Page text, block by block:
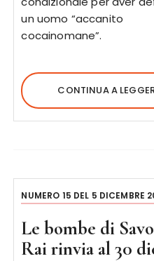
un uomo “accanito
cocainomane”.
CONTINUA A
NUMERO 15 DEL 5 DICEMBRE
Le bombe di
Rai rinvia al 30